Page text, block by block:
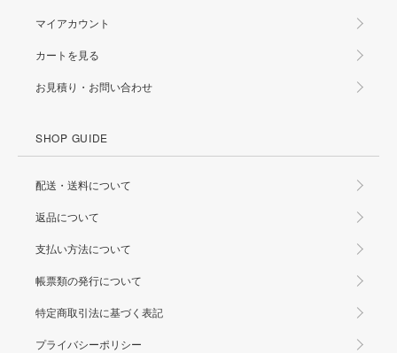
マイアカウント
カートを見る
お見積り・お問い合わせ
SHOP GUIDE
配送・送料について
返品について
支払い方法について
帳票類の発行について
特定商取引法に基づく表記
プライバシーポリシー